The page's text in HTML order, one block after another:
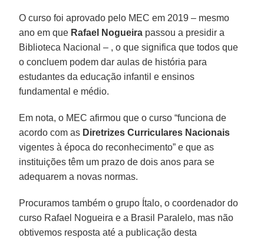
O curso foi aprovado pelo MEC em 2019 – mesmo
ano em que Rafael Nogueira passou a presidir a
Biblioteca Nacional – , o que significa que todos que
o concluem podem dar aulas de história para
estudantes da educação infantil e ensinos
fundamental e médio.
Em nota, o MEC afirmou que o curso “funciona de
acordo com as Diretrizes Curriculares Nacionais
vigentes à época do reconhecimento” e que as
instituições têm um prazo de dois anos para se
adequarem a novas normas.
Procuramos também o grupo Ítalo, o coordenador do
curso Rafael Nogueira e a Brasil Paralelo, mas não
obtivemos resposta até a publicação desta